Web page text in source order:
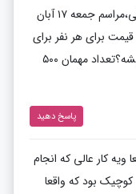
سلام خداقوت، همه چیز عالی کیفیت غذا عالی،مراسم جمعه ۱۷ آبان
قیمت برای هر نفر برای
باقالی پلو با گوشت و جوجه وکوبیده چند میشه؟تعداد مهمان ۵۰۰
پاسخ دهید
کار عالی که انجام
بود که واقعا